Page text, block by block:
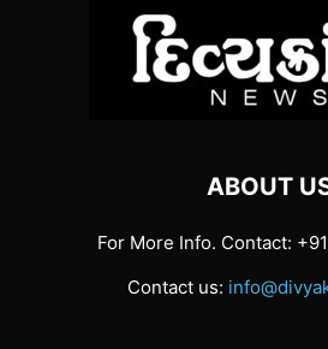
ABOUT
For More Info. Contact:
Contact us: